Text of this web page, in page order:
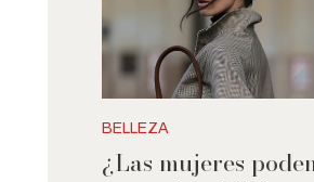
BELLEZA
¿Las mujeres